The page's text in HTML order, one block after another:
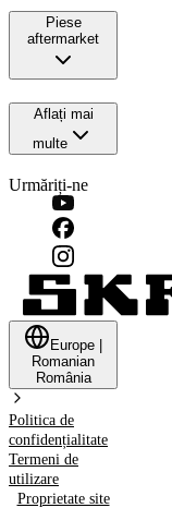
Piese
aftermarket
Aflați mai
multe
Urmăriți-ne
Europe
Romanian
România
Politica de
confidențialitate
Termeni de
utilizare
Proprietate site